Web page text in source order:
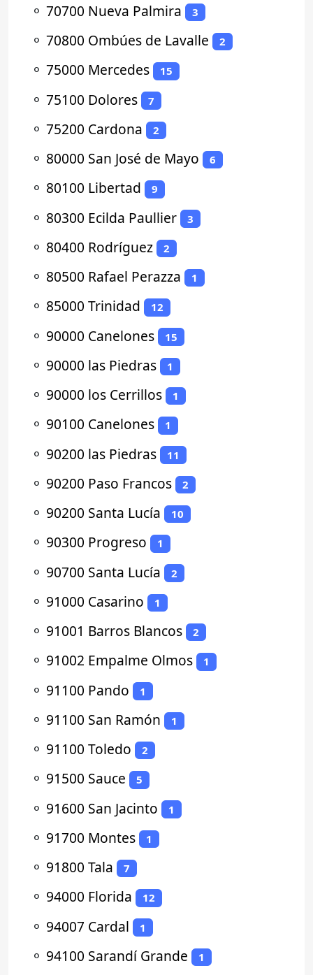
⚬ 70700 Nueva Palmira 3
⚬ 70800 Ombúes de Lavalle 2
⚬ 75000 Mercedes 15
⚬ 75100 Dolores 7
⚬ 75200 Cardona 2
⚬ 80000 San José de Mayo 6
⚬ 80100 Libertad 9
⚬ 80300 Ecilda Paullier 3
⚬ 80400 Rodríguez 2
⚬ 80500 Rafael Perazza 1
⚬ 85000 Trinidad 12
⚬ 90000 Canelones 15
⚬ 90000 las Piedras 1
⚬ 90000 los Cerrillos 1
⚬ 90100 Canelones 1
⚬ 90200 las Piedras 11
⚬ 90200 Paso Francos 2
⚬ 90200 Santa Lucía 10
⚬ 90300 Progreso 1
⚬ 90700 Santa Lucía 2
⚬ 91000 Casarino 1
⚬ 91001 Barros Blancos 2
⚬ 91002 Empalme Olmos 1
⚬ 91100 Pando 1
⚬ 91100 San Ramón 1
⚬ 91100 Toledo 2
⚬ 91500 Sauce 5
⚬ 91600 San Jacinto 1
⚬ 91700 Montes 1
⚬ 91800 Tala 7
⚬ 94000 Florida 12
⚬ 94007 Cardal 1
⚬ 94100 Sarandí Grande 1